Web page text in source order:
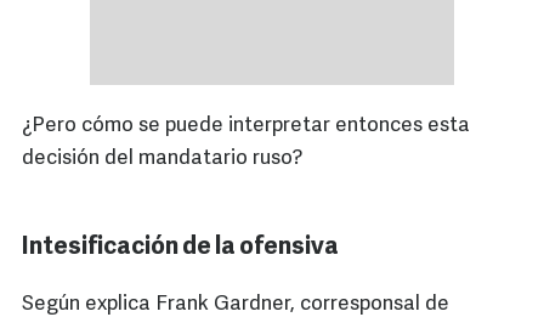
¿Pero cómo se puede interpretar entonces esta
decisión del mandatario ruso?
Intesificación de la ofensiva
Según explica Frank Gardner, corresponsal de